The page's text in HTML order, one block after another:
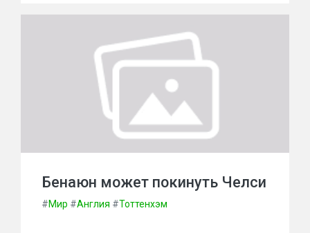
Бенаюн может покинуть Челси
#Мир #Англия #Тоттенхэм